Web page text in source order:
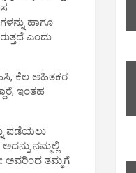
ಹಾಗೂ
ಎಂದು
ಕೆಲ ಅಹಿತಕರ
ಇಂತಹ
ಪಡೆಯಲು
ನಮ್ಮಲ್ಲಿ
ಅವರಿಂದ ತಮ್ಮಗೆ